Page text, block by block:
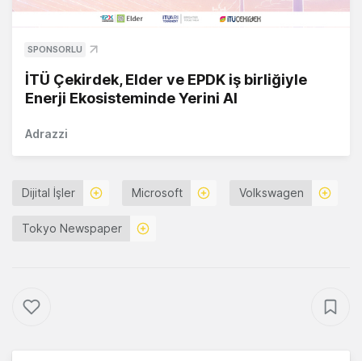
SPONSORLU
İTÜ Çekirdek, Elder ve EPDK iş birliğiyle
Enerji Ekosisteminde Yerini Al
Adrazzi
Dijital İşler Microsoft Volkswagen
Tokyo Newspaper